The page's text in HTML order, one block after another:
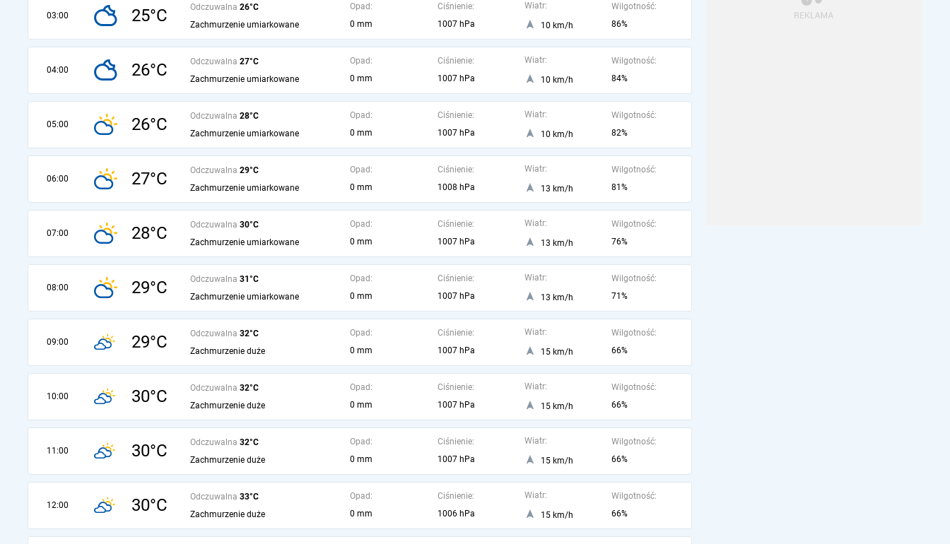
03:00 25°C Odczuwalna 26°C
Zachmurzenie umiarkowane
Opad:
0 mm
Ciśnienie:
1007 hPa
Wiatr:
10 km/h
Wilgotność:
86%
04:00 26°C Odczuwalna 27°C
Zachmurzenie umiarkowane
Opad:
0 mm
Ciśnienie:
1007 hPa
Wiatr:
10 km/h
Wilgotność:
84%
05:00 26°C Odczuwalna 28°C
Zachmurzenie umiarkowane
Opad:
0 mm
Ciśnienie:
1007 hPa
Wiatr:
10 km/h
Wilgotność:
82%
06:00 27°C Odczuwalna 29°C
Zachmurzenie umiarkowane
Opad:
0 mm
Ciśnienie:
1008 hPa
Wiatr:
13 km/h
Wilgotność:
81%
07:00 28°C Odczuwalna 30°C
Zachmurzenie umiarkowane
Opad:
0 mm
Ciśnienie:
1007 hPa
Wiatr:
13 km/h
Wilgotność:
76%
08:00 29°C Odczuwalna 31°C
Zachmurzenie umiarkowane
Opad:
0 mm
Ciśnienie:
1007 hPa
Wiatr:
13 km/h
Wilgotność:
71%
09:00 29°C Odczuwalna 32°C
Zachmurzenie duże
Opad:
0 mm
Ciśnienie:
1007 hPa
Wiatr:
15 km/h
Wilgotność:
66%
10:00 30°C Odczuwalna 32°C
Zachmurzenie duże
Opad:
0 mm
Ciśnienie:
1007 hPa
Wiatr:
15 km/h
Wilgotność:
66%
11:00 30°C Odczuwalna 32°C
Zachmurzenie duże
Opad:
0 mm
Ciśnienie:
1007 hPa
Wiatr:
15 km/h
Wilgotność:
66%
12:00 30°C Odczuwalna 33°C
Zachmurzenie duże
Opad:
0 mm
Ciśnienie:
1006 hPa
Wiatr:
15 km/h
Wilgotność:
66%